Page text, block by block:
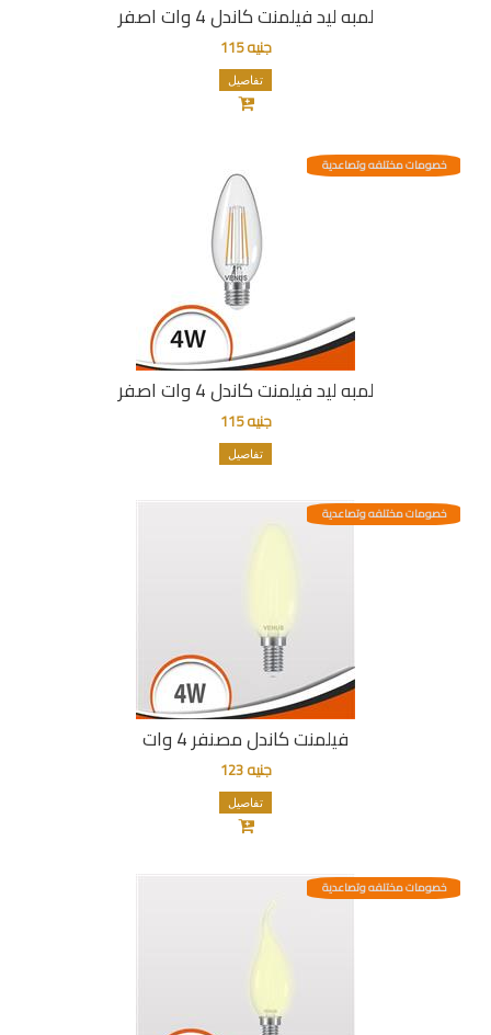
لمبه ليد فيلمنت كاندل 4 وات اصفر
جنيه 115
تفاصيل
لمبه ليد فيلمنت كاندل 4 وات اصفر
خصومات مختلفه وتصاعدية
جنيه 115
تفاصيل
فيلمنت كاندل مصنفر 4 وات
خصومات مختلفه وتصاعدية
جنيه 123
تفاصيل
خصومات مختلفه وتصاعدية